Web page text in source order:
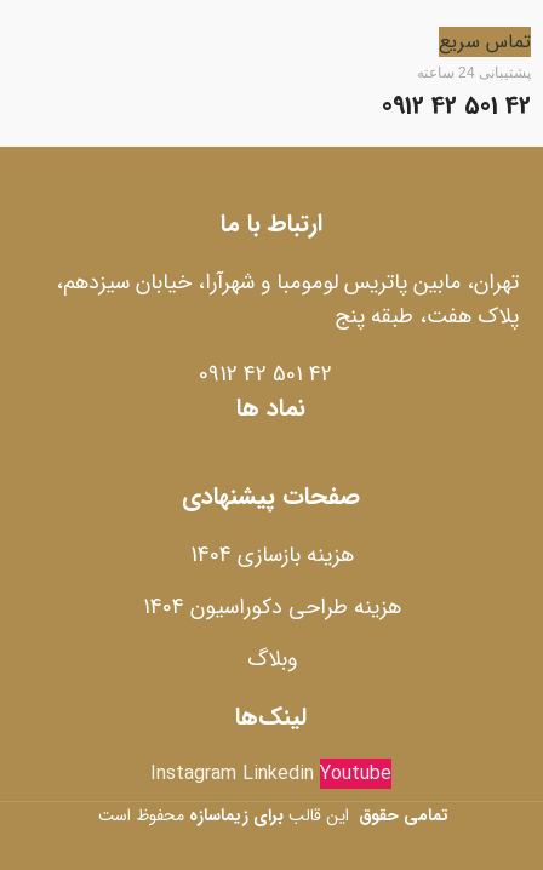
تماس سریع
پشتیبانی 24 ساعته
42 501 42 0912
ارتباط با ما
تهران، مابین پاتریس لومومبا و شهرآرا، خیابان سیزدهم،
پلاک هفت، طبقه پنج
42 501 42 0912
نماد ها
صفحات پیشنهادی
هزینه بازسازی 1404
هزینه طراحی دکوراسیون 1404
وبلاگ
لینک‌ها
Instagram Linkedin Youtube
تمامی حقوق این قالببرای زیماسازه محفوظ است